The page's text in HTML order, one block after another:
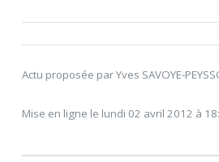
Actu proposée par Yves SAVOYE-
Mise en ligne le lundi 02 avril 2012 à